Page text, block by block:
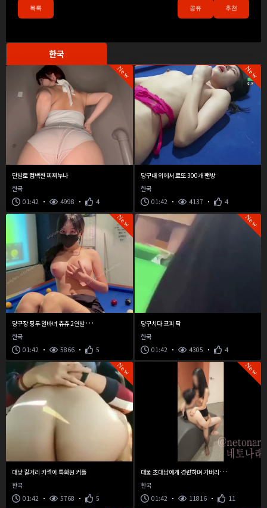
목록 공유 추천
한국
New
단발로 컴백한 찌찌누나
한국
01:42
4998 4
New
당구대 위에서 로또 300개 팬방
한국
01:42
4137 4
New
당
구장 핑두 알바녀 츄츄 2연발 터트리기
한국
01:42
5866 5
New
당구치다 코피 팍
한국
01:42
4305 4
New
대낮 길거리 카섹에 특화된 커플
한국
01:42
5768 5
New
대
물 초대남에게 경련하며 가버리는 오피스룩 네토나래
한국
01:42
11816 11